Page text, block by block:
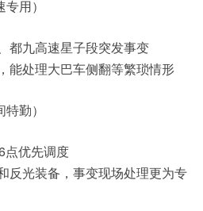
专用）
都九高速星子段突发事变
能处理大巴车侧翻等繁琐情形
特勤）
点优先调度
反光装备，事变现场处理更为专